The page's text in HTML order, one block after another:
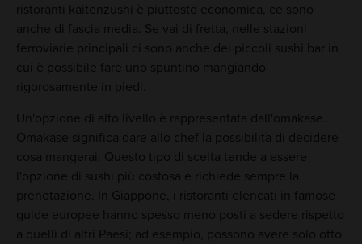
ristoranti kaitenzushi è piuttosto economica, ce sono
anche di fascia media. Se vai di fretta, nelle stazioni
ferroviarie principali ci sono anche dei piccoli sushi bar in
cui è possibile fare uno spuntino mangiando
rigorosamente in piedi.
Un'opzione di alto livello è rappresentata dall'omakase.
Omakase significa dare allo chef la possibilità di decidere
cosa mangerai. Questo tipo di scelta tende a essere
l'opzione di sushi più costosa e richiede sempre la
prenotazione. In Giappone, i ristoranti elencati in famose
guide europee hanno spesso meno posti a sedere rispetto
a quelli di altri Paesi; ad esempio, possono avere solo otto